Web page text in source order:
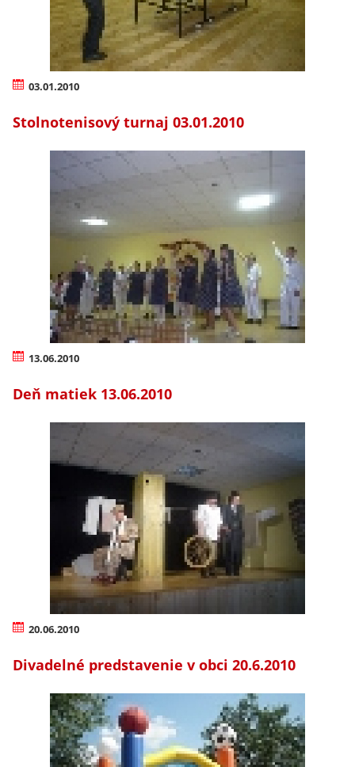
03.01.2010
Stolnotenisový turnaj 03.01.2010
13.06.2010
Deň matiek 13.06.2010
20.06.2010
Divadelné predstavenie v obci 20.6.2010